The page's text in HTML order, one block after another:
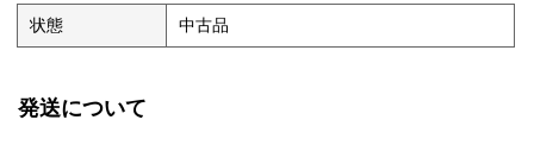
状態 中古品
発送について